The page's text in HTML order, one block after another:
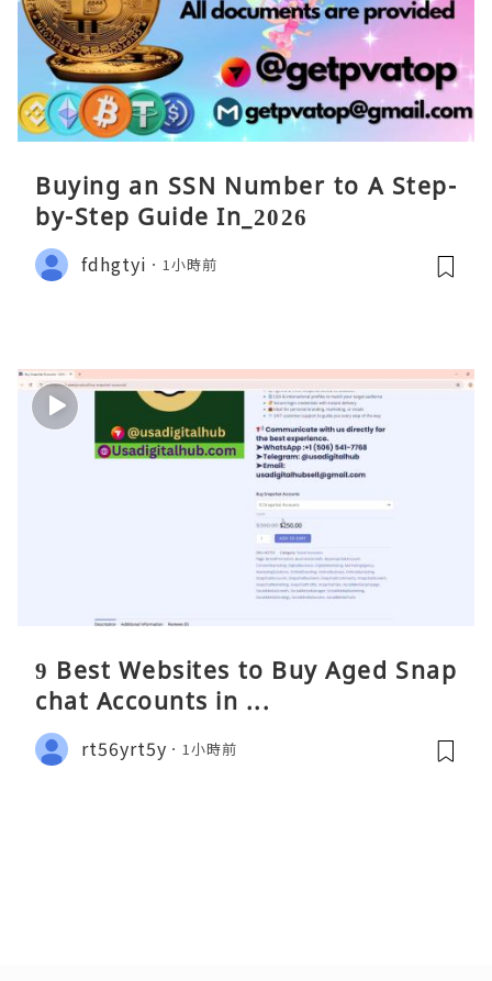
Buying an SSN Number to A Step-
by-Step Guide In_2026
fdhgtyi 1小時前
9 Best Websites to Buy Aged Snap
chat Accounts in ...
rt56yrt5y 1小時前